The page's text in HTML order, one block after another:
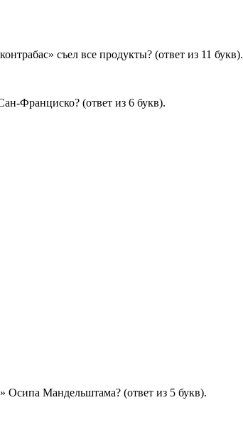
съел все продукты? (ответ из 11 букв).
Франциско? (ответ из 6 букв).
Осипа Мандельштама? (ответ из 5 букв).